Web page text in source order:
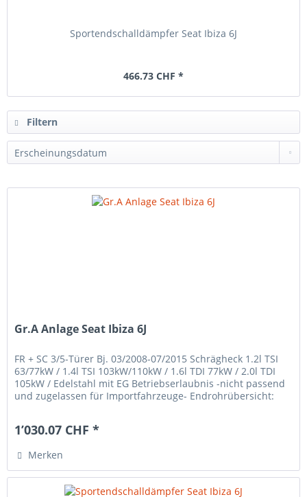
Sportendschalldämpfer Seat Ibiza 6J
466.73 CHF *
Filtern
Gr.A Anlage Seat Ibiza 6J
FR + SC 3/5-Türer Bj. 03/2008-07/2015 Schrägheck 1.2l TSI
63/77kW / 1.4l TSI 103kW/110kW / 1.6l TDI 77kW / 2.0l TDI
105kW / Edelstahl mit EG Betriebserlaubnis -nicht passend
und zugelassen für Importfahrzeuge- Endrohrübersicht:
1’030.07 CHF *
Merken